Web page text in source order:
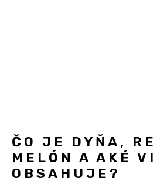
ČO JE DYŇA,
MELÓN A AKÉ
OBSAHUJE?